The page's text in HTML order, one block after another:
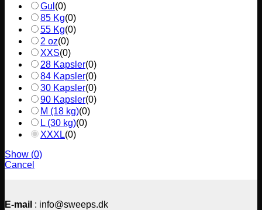
Gul (0)
85 Kg(0)
55 Kg(0)
2 oz(0)
XXS(0)
28 Kapsler(0)
84 Kapsler(0)
30 Kapsler(0)
90 Kapsler(0)
M (18 kg)(0)
L (30 kg)(0)
XXXL(0)
Show (0)
Cancel
E-mail : info@sweeps.dk